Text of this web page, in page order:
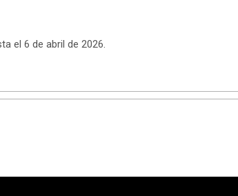
el 6 de abril de 2026.